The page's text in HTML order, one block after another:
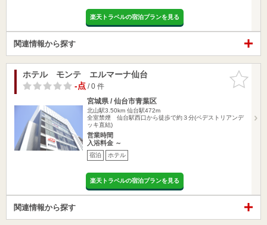
楽天トラベルの宿泊プランを見る
関連情報から探す
お気に入
りに追加
ホテル モンテ エルマーナ仙台
-点/ 0 件
宮城県 / 仙台市青葉区
北山駅3.50km 仙台駅472m
全室禁煙 仙台駅西口から徒歩で約３分(ペデストリアンデ
ッキ直結)
営業時間
入浴料金 ～
宿泊 ホテル
楽天トラベルの宿泊プランを見る
関連情報から探す